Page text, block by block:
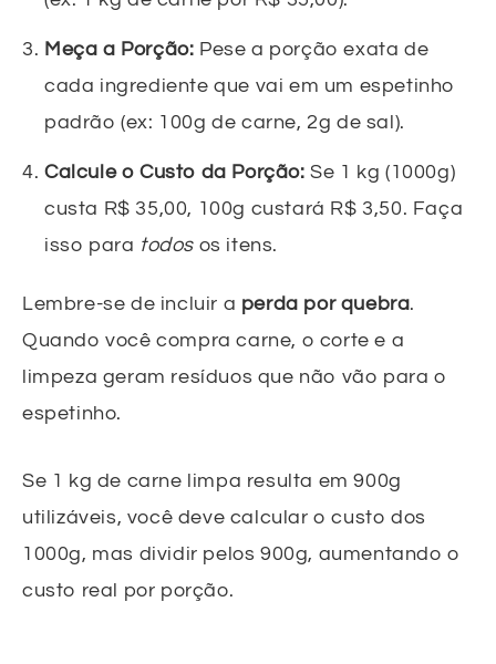
Meça a Porção: Pese a porção exata de
cada ingrediente que vai em um espetinho
padrão (ex: 100g de carne, 2g de sal).
Calcule o Custo da Porção: Se 1 kg (1000g)
custa R$ 35,00, 100g custará R$ 3,50. Faça
isso para todos os itens.
Lembre-se de incluir a perda por quebra.
Quando você compra carne, o corte e a
limpeza geram resíduos que não vão para o
espetinho.
Se 1 kg de carne limpa resulta em 900g
utilizáveis, você deve calcular o custo dos
1000g, mas dividir pelos 900g, aumentando o
custo real por porção.